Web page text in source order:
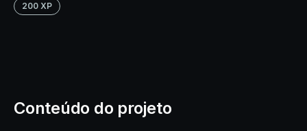
200 XP
Conteúdo do projeto